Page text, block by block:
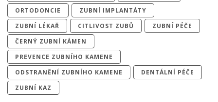
ORTODONCIE
ZUBNÍ IMPLANTÁTY
ZUBNÍ LÉKAŘ
CITLIVOST ZUBŮ
ZUBNÍ PÉČE
ČERNÝ ZUBNÍ KÁMEN
PREVENCE ZUBNÍHO KAMENE
ODSTRANĚNÍ ZUBNÍHO KAMENE
DENTÁLNÍ PÉČE
ZUBNÍ KAZ